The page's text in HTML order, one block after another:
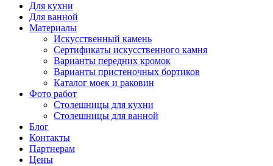
Для кухни
Для ванной
Материалы
Искусственный камень
Сертификаты искусственного камня
Варианты передних кромок
Варианты пристеночных бортиков
Каталог моек и раковин
Фото работ
Столешницы для кухни
Столешницы для ванной
Блог
Контакты
Партнерам
Цены